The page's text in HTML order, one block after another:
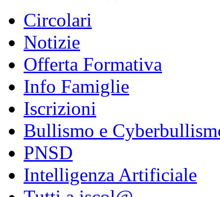
Circolari
Notizie
Offerta Formativa
Info Famiglie
Iscrizioni
Bullismo e
PNSD
Intelligenza Artificiale